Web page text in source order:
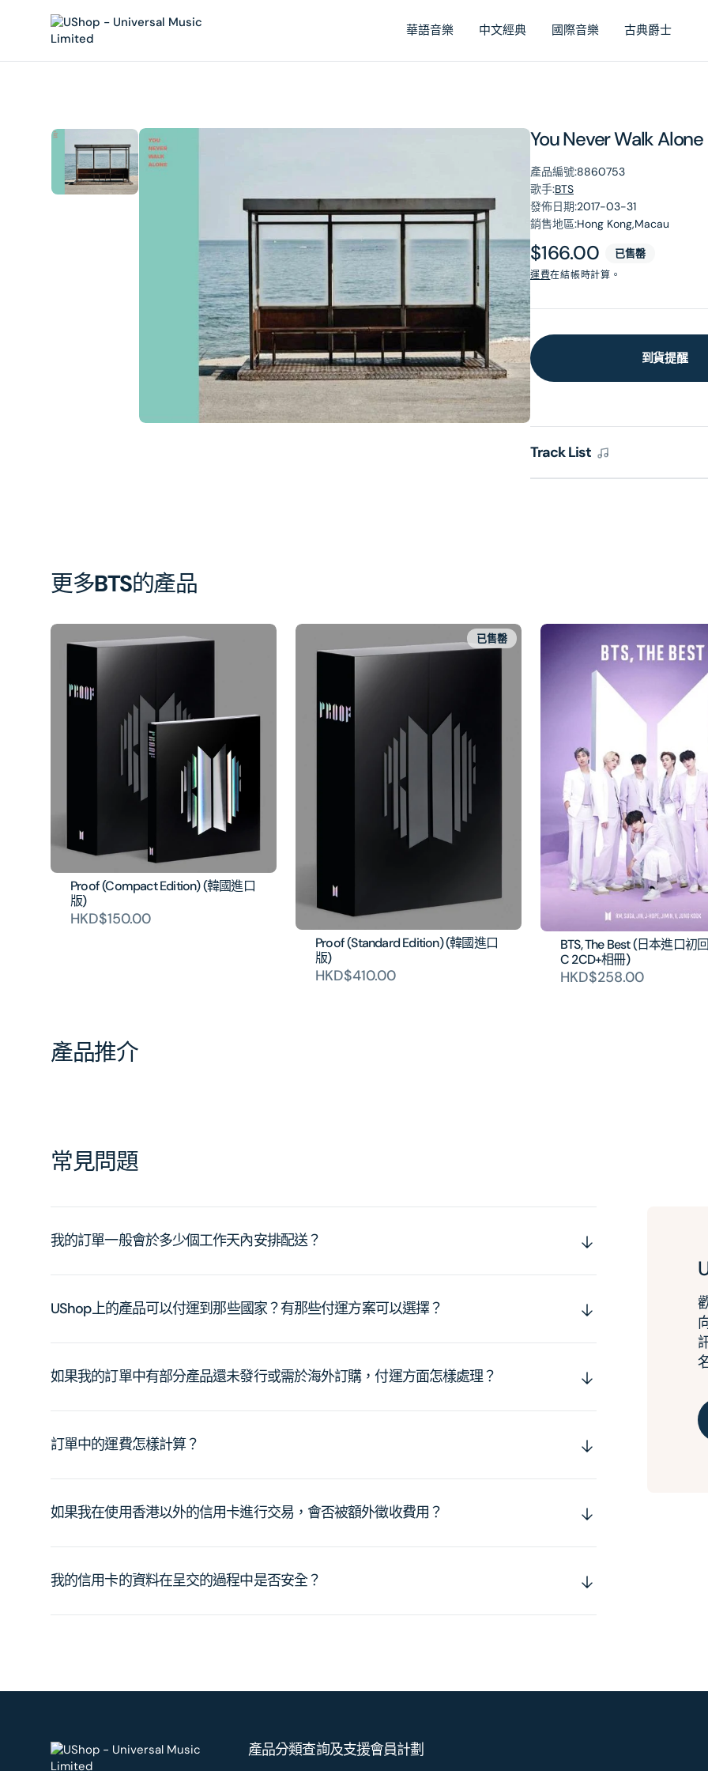
華語音樂 中文經典 國際音樂 古典爵士
You Never Walk
產品編號:8860753
歌手:BTS
發佈日期:2017-03-31
銷售地區:Hong Kong,Macau
原
價
$166.00 已售罄
運費在結帳時計算。
到貨提醒
Track List
在
相
簿
中
開
啟
第
更多BTS的產品
Proof (Compact Edition) (韓國進口
版)
HKD$150.00
Proof (Standard Edition) (韓國進口
版)
HKD$410.00
已售罄
BTS, The Best (日本進口初
C 2CD+相冊)
HKD$258.00
產品推介
常見問題
我的訂單一般會於多少個工作天內安排配送？
UShop上的產品可以付運到那些國家？有那些付運方案可以選擇？
如果我的訂單中有部分產品還未發行或需於海外訂購，付運方面怎樣處理？
訂單中的運費怎樣計算？
如果我在使用香港以外的信用卡進行交易，會否被額外徵收費用？
我的信用卡的資料在呈交的過程中是否安全？
產品分類查詢及支援會員計劃